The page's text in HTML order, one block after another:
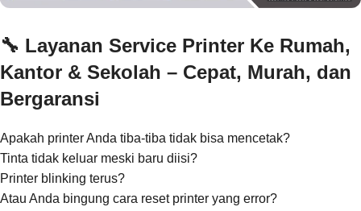
🔧 Layanan Service Printer Ke Rumah,
Kantor & Sekolah – Cepat, Murah, dan
Bergaransi
Apakah printer Anda tiba-tiba tidak bisa mencetak?
Tinta tidak keluar meski baru diisi?
Printer blinking terus?
Atau Anda bingung cara reset printer yang error?